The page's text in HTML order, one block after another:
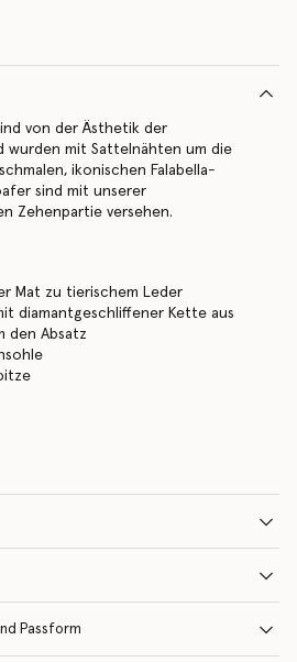
von der Ästhetik der
wurden mit Sattelnähten um die
ikonischen Falabella-
sind mit unserer
Zehenpartie versehen.
Mat zu tierischem Leder
diamantgeschliffener Kette aus
den Absatz
Passform